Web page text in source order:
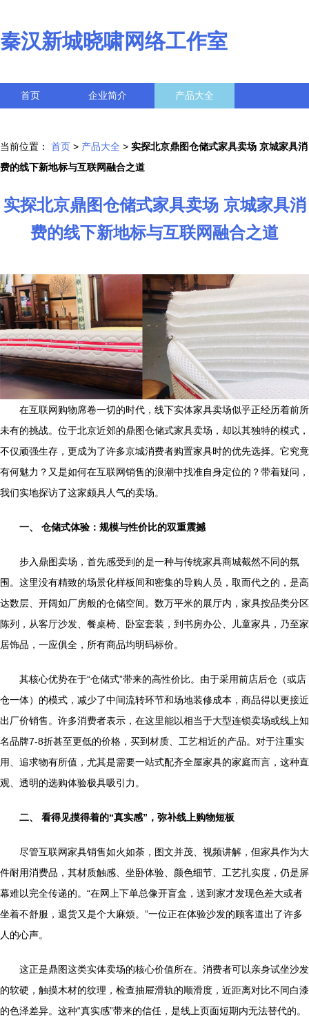
秦汉新城晓啸网络工作室
首页 企业简介 产品大全
当前位置： 首页 > 产品大全 > 实探北京鼎图仓储式家具卖场 京城家具消
费的线下新地标与互联网融合之道
实探北京鼎图仓储式家具卖场 京城家具消
费的线下新地标与互联网融合之道
在互联网购物席卷一切的时代，线下实体家具卖场似乎正经历着前所
未有的挑战。位于北京近郊的鼎图仓储式家具卖场，却以其独特的模式，
不仅顽强生存，更成为了许多京城消费者购置家具时的优先选择。它究竟
有何魅力？又是如何在互联网销售的浪潮中找准自身定位的？带着疑问，
我们实地探访了这家颇具人气的卖场。
一、 仓储式体验：规模与性价比的双重震撼
步入鼎图卖场，首先感受到的是一种与传统家具商城截然不同的氛
围。这里没有精致的场景化样板间和密集的导购人员，取而代之的，是高
达数层、开阔如厂房般的仓储空间。数万平米的展厅内，家具按品类分区
陈列，从客厅沙发、餐桌椅、卧室套装，到书房办公、儿童家具，乃至家
居饰品，一应俱全，所有商品均明码标价。
其核心优势在于“仓储式”带来的高性价比。由于采用前店后仓（或店
仓一体）的模式，减少了中间流转环节和场地装修成本，商品得以更接近
出厂价销售。许多消费者表示，在这里能以相当于大型连锁卖场或线上知
名品牌7-8折甚至更低的价格，买到材质、工艺相近的产品。对于注重实
用、追求物有所值，尤其是需要一站式配齐全屋家具的家庭而言，这种直
观、透明的选购体验极具吸引力。
二、 看得见摸得着的“真实感”，弥补线上购物短板
尽管互联网家具销售如火如荼，图文并茂、视频讲解，但家具作为大
件耐用消费品，其材质触感、坐卧体验、颜色细节、工艺扎实度，仍是屏
幕难以完全传递的。“在网上下单总像开盲盒，送到家才发现色差大或者
坐着不舒服，退货又是个大麻烦。”一位正在体验沙发的顾客道出了许多
人的心声。
这正是鼎图这类实体卖场的核心价值所在。消费者可以亲身试坐沙发
的软硬，触摸木材的纹理，检查抽屉滑轨的顺滑度，近距离对比不同白漆
的色泽差异。这种“真实感”带来的信任，是线上页面短期内无法替代的。